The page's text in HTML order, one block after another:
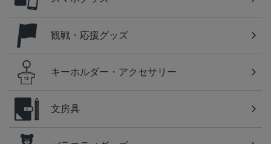
観戦・応援グッズ
キーホルダー・アクセサリー
文房具